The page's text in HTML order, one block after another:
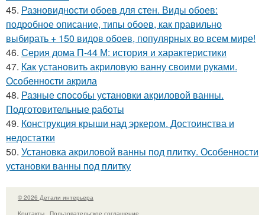
45. Разновидности обоев для стен. Виды обоев:
подробное описание, типы обоев, как правильно
выбирать + 150 видов обоев, популярных во всем мире!
46. Серия дома П-44 М: история и характеристики
47. Как установить акриловую ванну своими руками.
Особенности акрила
48. Разные способы установки акриловой ванны.
Подготовительные работы
49. Конструкция крыши над эркером. Достоинства и
недостатки
50. Установка акриловой ванны под плитку. Особенности
установки ванны под плитку
© 2026 Детали интерьера
Контакты
Пользовательское соглашение